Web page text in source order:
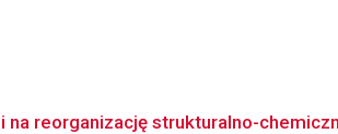
reorganizację strukturalno-